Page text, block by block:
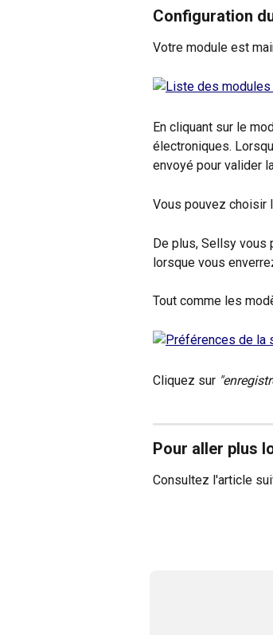
Configuration
Votre module est
En cliquant sur le
électroniques.
envoyé pour valider
Vous pouvez choisir
De plus, Sellsy vous
lorsque vous
Tout comme les
Cliquez sur
Pour aller plus
Consultez l'article